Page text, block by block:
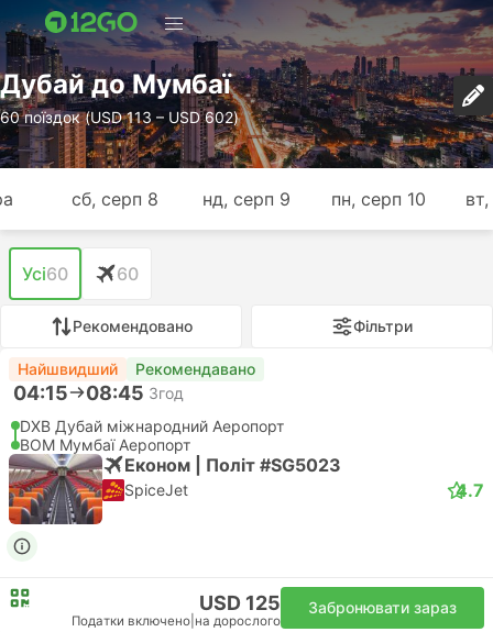
Дубай до Мумбаї
60 поїздок (USD 113 – USD 602)
сб, серп 8 нд, серп 9 пн, серп 10
Усі60 60
Рекомендовано Фільтри
Найшвидший Рекомендавано
04:15 08:45 3год
DXB Дубай міжнародний Аеропорт
BOM Мумбаї Аеропорт
Економ | Політ #SG5023
SpiceJet 4.7
USD 125
Податки включено на дорослого
Забронювати зараз